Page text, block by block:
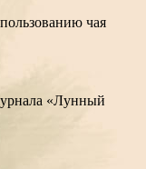
чая
«Лунный